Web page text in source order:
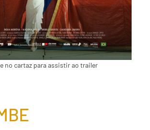
no cartaz para assistir ao trailer